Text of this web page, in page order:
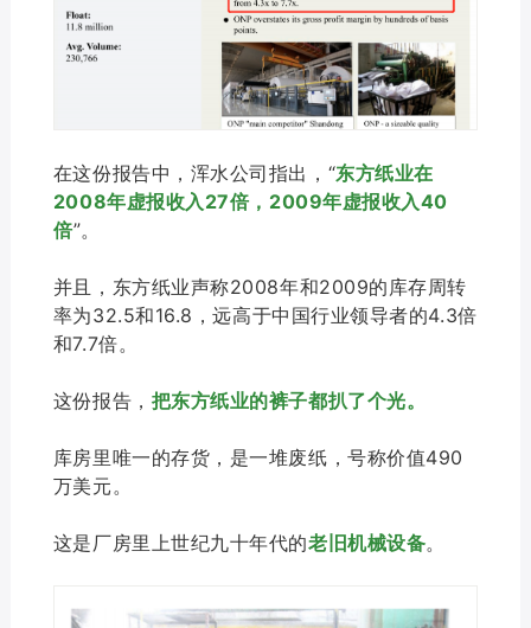
在这份报告中，浑水公司指出，“东方纸业在
2008年虚报收入27倍，2009年虚报收入40
倍”。
并且，东方纸业声称2008年和2009的库存周转
率为32.5和16.8，远高于中国行业领导者的4.3倍
和7.7倍。
这份报告， 把东方纸业的裤子都扒了个光。
库房里唯一的存货，是一堆废纸，号称价值490
万美元。
这是厂房里上世纪九十年代的老旧机械设备。